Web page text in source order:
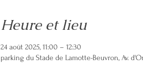
Heure et lieu
24 août 2025, 11:00 – 12:30
parking du Stade de Lamotte-Beuvron, Av.